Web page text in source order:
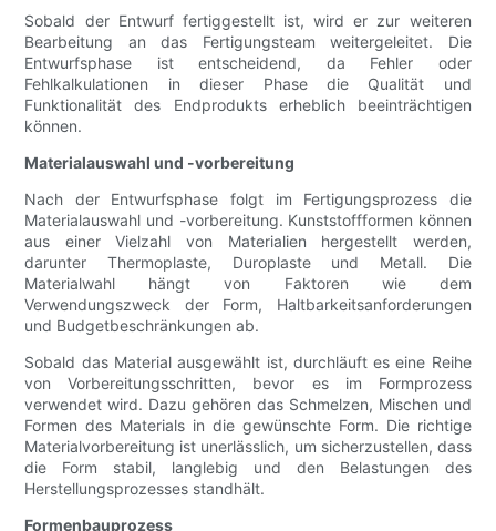
Sobald der Entwurf fertiggestellt ist, wird er zur weiteren
Bearbeitung an das Fertigungsteam weitergeleitet. Die
Entwurfsphase ist entscheidend, da Fehler oder
Fehlkalkulationen in dieser Phase die Qualität und
Funktionalität des Endprodukts erheblich beeinträchtigen
können.
Materialauswahl und -vorbereitung
Nach der Entwurfsphase folgt im Fertigungsprozess die
Materialauswahl und -vorbereitung. Kunststoffformen können
aus einer Vielzahl von Materialien hergestellt werden,
darunter Thermoplaste, Duroplaste und Metall. Die
Materialwahl hängt von Faktoren wie dem
Verwendungszweck der Form, Haltbarkeitsanforderungen
und Budgetbeschränkungen ab.
Sobald das Material ausgewählt ist, durchläuft es eine Reihe
von Vorbereitungsschritten, bevor es im Formprozess
verwendet wird. Dazu gehören das Schmelzen, Mischen und
Formen des Materials in die gewünschte Form. Die richtige
Materialvorbereitung ist unerlässlich, um sicherzustellen, dass
die Form stabil, langlebig und den Belastungen des
Herstellungsprozesses standhält.
Formenbauprozess